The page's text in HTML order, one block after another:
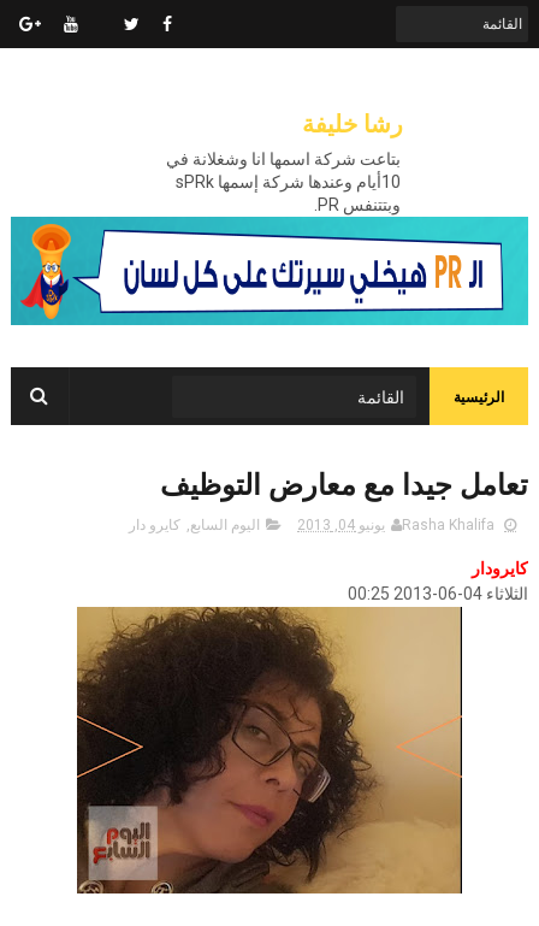
رشا خليفة
بتاعت شركة اسمها انا وشغلانة في
10أيام وعندها شركة إسمها sPRk
وبتتنفس PR.
الرئيسية
تعامل جيدا مع معارض التوظيف
Rasha Khalifa يونيو 04, 2013 اليوم السابع, كايرو دار
كايرودار
الثلاثاء 04-06-2013 00:25